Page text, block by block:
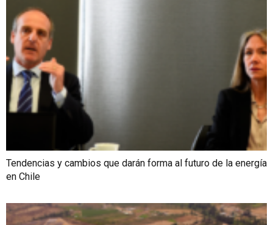
Tendencias y cambios que darán forma al futuro de la energía
en Chile